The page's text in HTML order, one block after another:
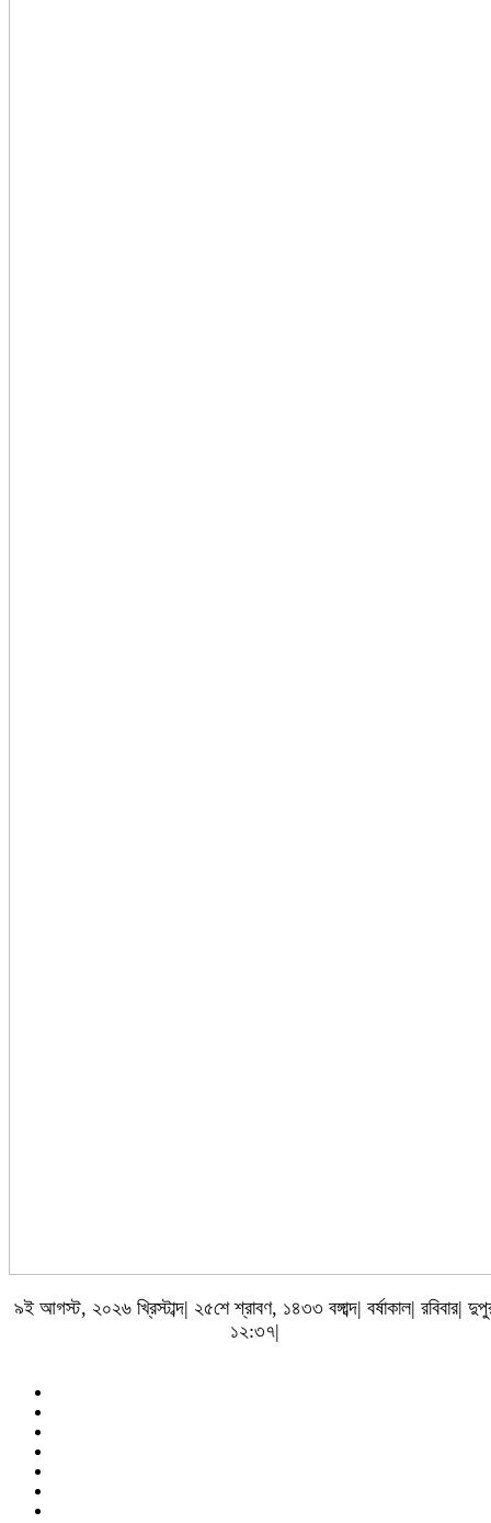
৯ই আগস্ট, ২০২৬ খ্রিস্টাব্দ| ২৫শে শ্রাবণ, ১৪৩৩ বঙ্গাব্দ| বর্ষাকাল| রবিবার|
১২:৩৭|